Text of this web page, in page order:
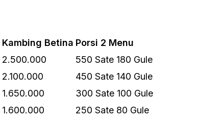
Kambing Betina Porsi 2 Menu
2.500.000
550 Sate 180 Gule
2.100.000
450 Sate 140 Gule
1.650.000
300 Sate 100 Gule
1.600.000
250 Sate 80 Gule